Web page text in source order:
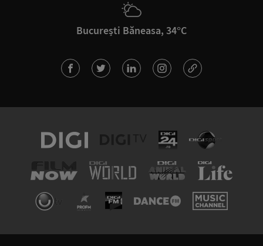
București Băneasa, 34°C